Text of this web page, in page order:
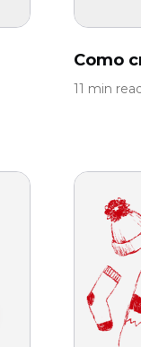
Como
11 min